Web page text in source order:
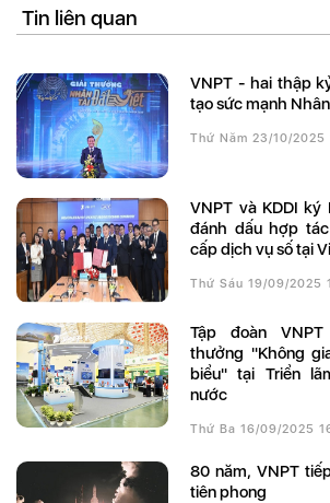
Tin liên quan
VNPT - hai thập kỷ đồng hành, kiến
tạo sức mạnh
Thứ Năm 23/10/2025
VNPT và KDDI ký Biên bản Ghi nhớ
đánh dấu hợp
cấp dịch vụ số tại
Thứ Sáu 19/09/2025
Tập đoàn VNPT được trao giải
thưởng "Không
biểu" tại Triển
nước
Thứ Ba 16/09/2025
80 năm, VNPT tiếp nối truyền thống
tiên phong